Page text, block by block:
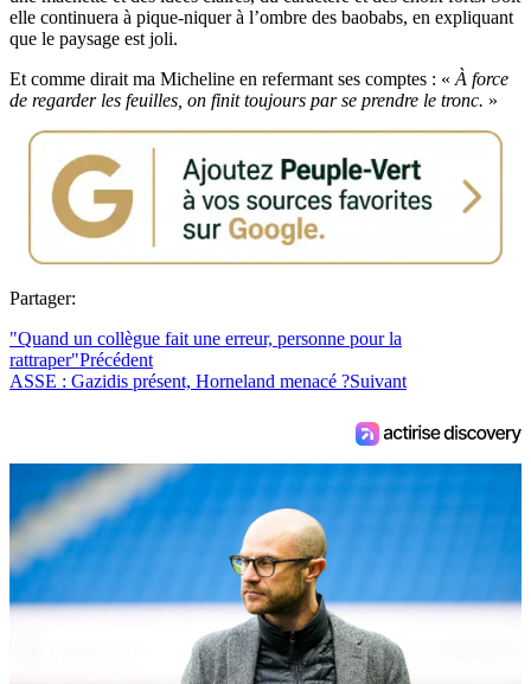
elle continuera à pique‑niquer à l’ombre des baobabs, en expliquant
que le paysage est joli.
Et comme dirait ma Micheline en refermant ses comptes : « À force
de regarder les feuilles, on finit toujours par se prendre le tronc. »
Partager:
"Quand un collègue fait une erreur, personne pour la
rattraper"Précédent
ASSE : Gazidis présent, Horneland menacé ?Suivant